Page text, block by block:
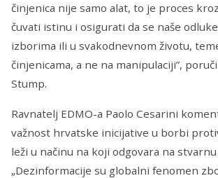
činjenica nije samo alat, to je proces
čuvati istinu i osigurati da se naše
izborima ili u svakodnevnom životu,
činjenicama, a ne na manipulaciji”,
Stump.
Ravnatelj EDMO-a Paolo Cesarini
važnost hrvatske inicijative u borbi
leži u načinu na koji odgovara na
„Dezinformacije su globalni fenomen